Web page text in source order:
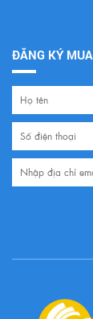
ĐĂNG KÝ